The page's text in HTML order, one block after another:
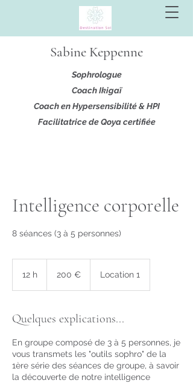
Sabine Keppenne
Sophrologue
Coach Ikigaï
Coach en Hypersensibilité & HPI
Facilitatrice de Qoya certifiée
Intelligence corporelle
8 séances (3 à 5 personnes)
12 h 200 € Location 1
Quelques explications...
En groupe composé de 3 à 5 personnes, je
vous transmets les "outils sophro" de la
1ère série des séances de groupe, à savoir
la découverte de notre intelligence